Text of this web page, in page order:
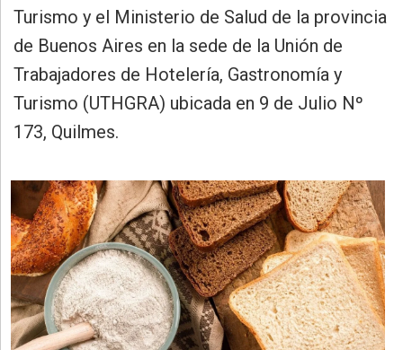
Cultura
Educación
Gestión
Sociedad
Turismo y el Ministerio de Salud de la provincia
de Buenos Aires en la sede de la Unión de
Trabajadores de Hotelería, Gastronomía y
Turismo (UTHGRA) ubicada en 9 de Julio Nº
173, Quilmes.